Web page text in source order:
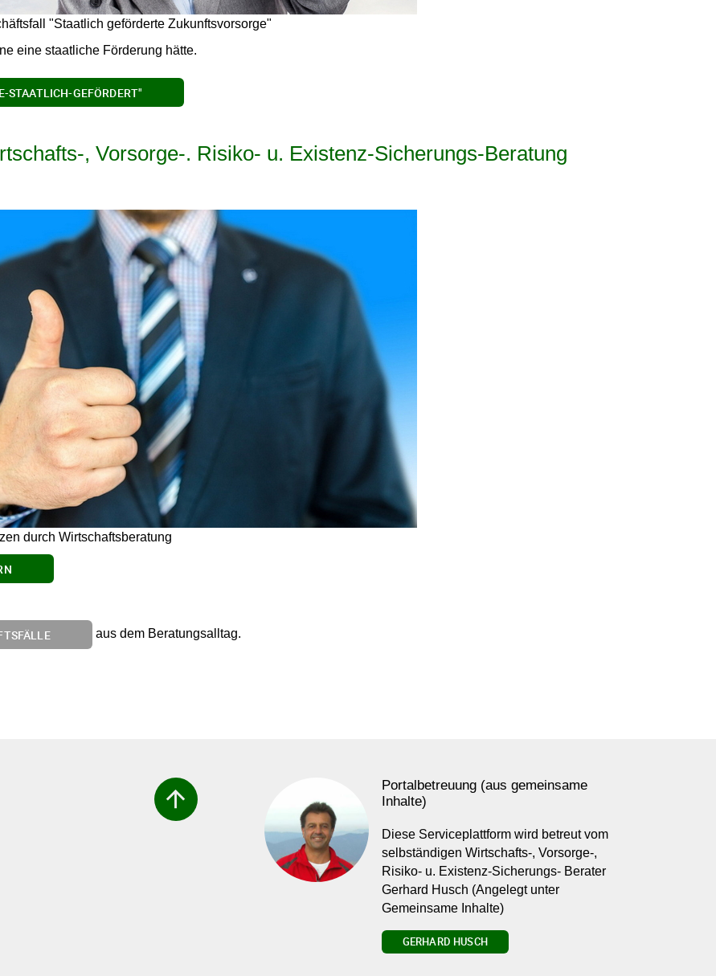
"Staatlich geförderte Zukunftsvorsorge"
eine staatliche Förderung hätte.
STAATLICH-GEFÖRDERT"
, Vorsorge-. Risiko- u. Existenz-Sicherungs-Beratung
durch Wirtschaftsberatung
aus dem Beratungsalltag.
arrow_upward
Portalbetreuung (aus gemeinsame
Inhalte)
Diese Serviceplattform wird betreut vom
selbständigen Wirtschafts-, Vorsorge-,
Risiko- u. Existenz-Sicherungs- Berater
Gerhard Husch (Angelegt unter
Gemeinsame Inhalte)
GERHARD HUSCH